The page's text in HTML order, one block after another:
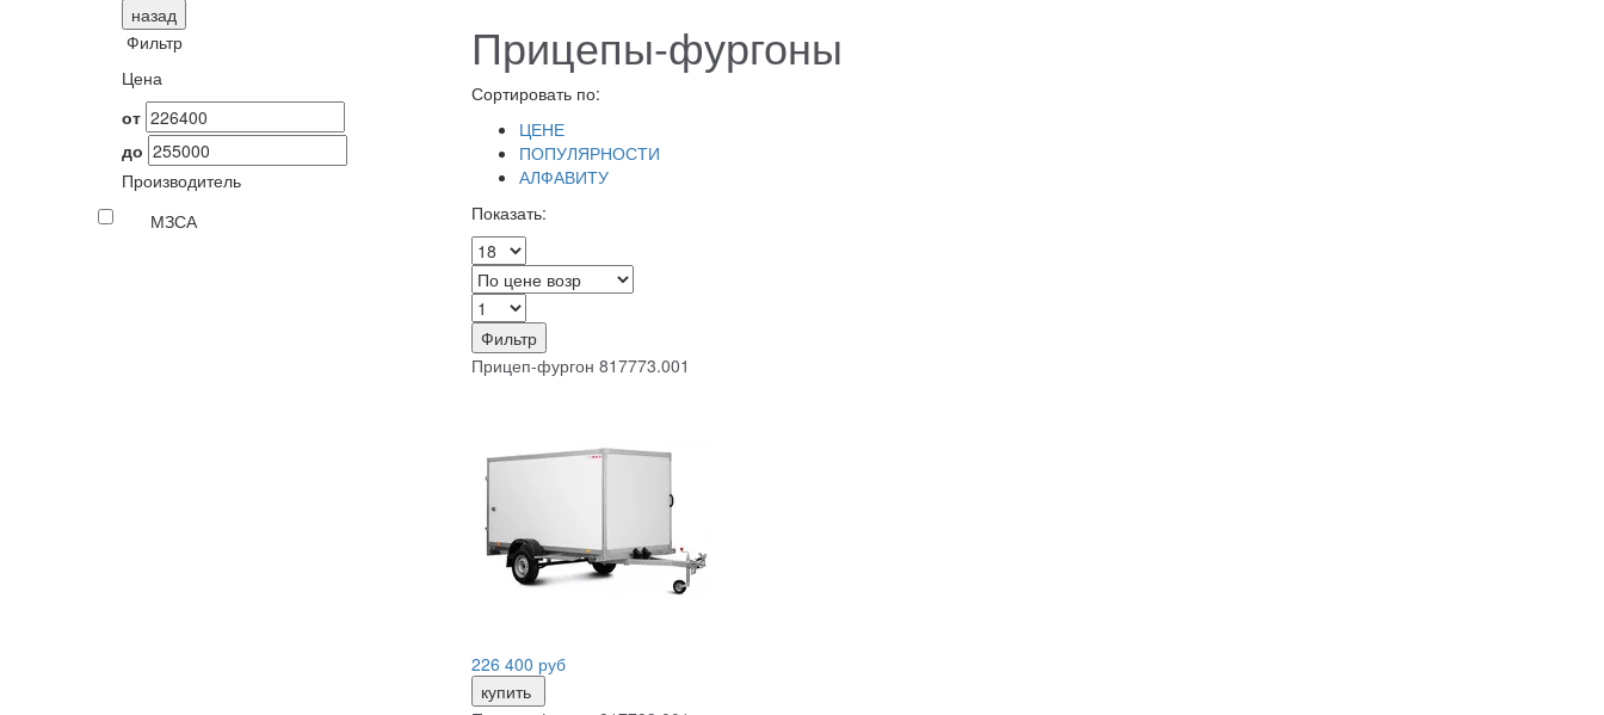
назад
Фильтр
Цена
от
до
Производитель
МЗСА
Прицепы-фургоны
Сортировать по:
ЦЕНЕ
ПОПУЛЯРНОСТИ
АЛФАВИТУ
Показать:
Фильтр
Прицеп-фургон 817773.001
226 400 руб
купить